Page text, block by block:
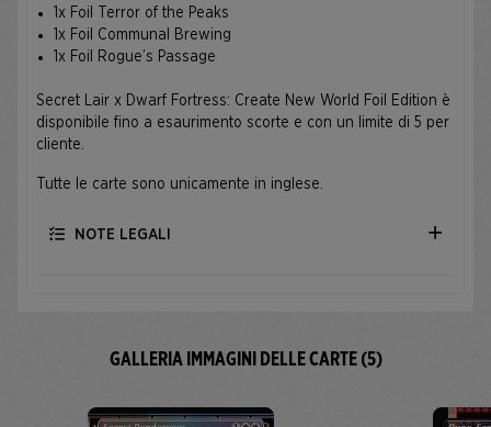
1x Foil Terror of the Peaks
1x Foil Communal Brewing
1x Foil Rogue’s Passage
Secret Lair x Dwarf Fortress: Create New World Foil Edition è
disponibile fino a esaurimento scorte e con un limite di 5 per
cliente.
Tutte le carte sono unicamente in inglese.
NOTE LEGALI
GALLERIA IMMAGINI DELLE CARTE (5)